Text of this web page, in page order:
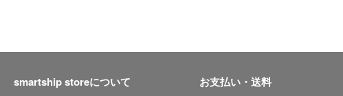
smartship storeについて お支払い・送料